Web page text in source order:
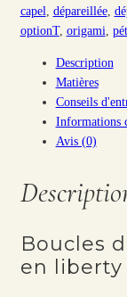
capel, dépareillée,
optionT, origami,
Description
Matières
Conseils
Informations
Avis (0)
Boucles
en liberty